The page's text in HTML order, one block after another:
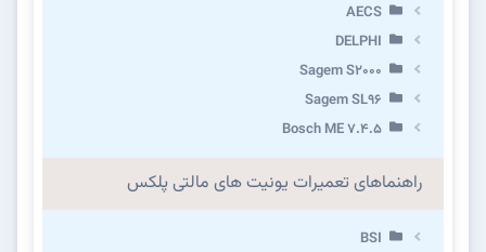
AECS
DELPHI
Sagem S2000
Sagem SL96
Bosch ME 7.4.5
راهنماهای تعمیرات یونیت های مالتی پلکس
BSI